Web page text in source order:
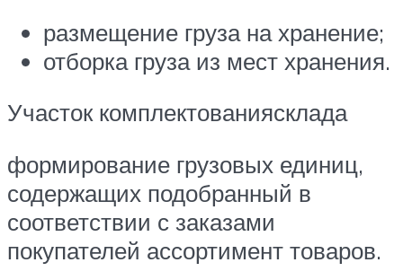
размещение груза на хранение;
отборка груза из мест хранения.
Участок комплектованиясклада
формирование грузовых единиц,
содержащих подобранный в
соответствии с заказами
покупателей ассортимент товаров.